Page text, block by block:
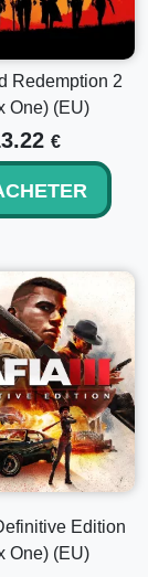
Redemption 2
One) (EU)
€
Edition
One) (EU)